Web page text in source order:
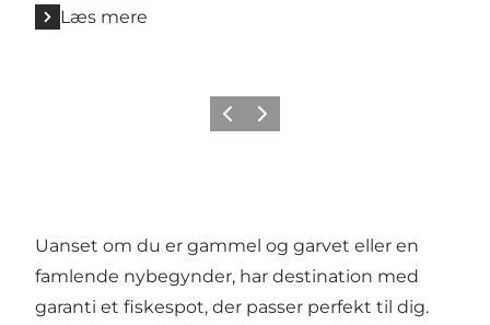
Læs mere
ForrigeNæste
Uanset om du er gammel og garvet eller en
famlende nybegynder, har destination med
garanti et fiskespot, der passer perfekt til dig.